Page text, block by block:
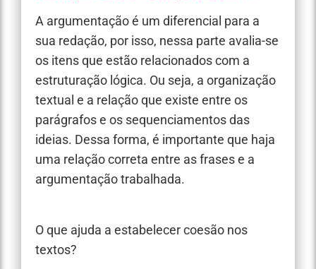
A argumentação é um diferencial para a
sua redação, por isso, nessa parte avalia-se
os itens que estão relacionados com a
estruturação lógica. Ou seja, a organização
textual e a relação que existe entre os
parágrafos e os sequenciamentos das
ideias. Dessa forma, é importante que haja
uma relação correta entre as frases e a
argumentação trabalhada.
O que ajuda a estabelecer coesão nos
textos?